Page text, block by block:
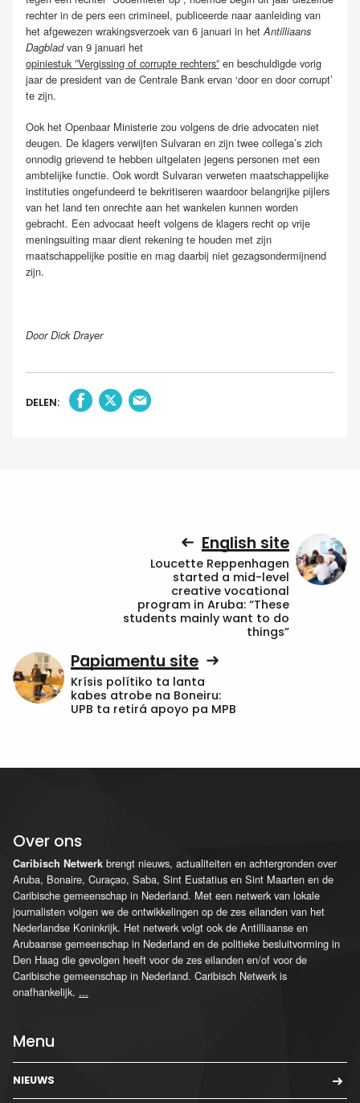
rechter in de pers een crimineel, publiceerde naar aanleiding van
het afgewezen wrakingsverzoek van 6 januari in hetAntilliaans
Dagbladvan 9 januari het
opiniestuk ”Vergissing of corrupte rechters” en beschuldigde vorig
jaar de president van de Centrale Bank ervan ‘door en door corrupt’
te zijn.
Ook het Openbaar Ministerie zou volgens de drie advocaten niet
deugen. De klagers verwijten Sulvaran en zijn twee collega’s zich
onnodig grievend te hebben uitgelaten jegens personen met een
ambtelijke functie. Ook wordt Sulvaran verweten maatschappelijke
instituties ongefundeerd te bekritiseren waardoor belangrijke pijlers
van het land ten onrechte aan het wankelen kunnen worden
gebracht. Een advocaat heeft volgens de klagers recht op vrije
meningsuiting maar dient rekening te houden met zijn
maatschappelijke positie en mag daarbij niet gezagsondermijnend
zijn.
Door Dick Drayer
DELEN:
English site
Loucette Reppenhagen
started a mid-level
creative vocational
program in Aruba: “These
students mainly want to do
things”
Papiamentu site
Krísis polítiko ta lanta
kabes atrobe na Boneiru:
UPB ta retirá apoyo pa MPB
Over ons
Caribisch Netwerk brengt nieuws, actualiteiten en achtergronden over
Aruba, Bonaire, Curaçao, Saba, Sint Eustatius en Sint Maarten en de
Caribische gemeenschap in Nederland. Met een netwerk van lokale
journalisten volgen we de ontwikkelingen op de zes eilanden van het
Nederlandse Koninkrijk. Het netwerk volgt ook de Antilliaanse en
Arubaanse gemeenschap in Nederland en de politieke besluitvorming in
Den Haag die gevolgen heeft voor de zes eilanden en/of voor de
Caribische gemeenschap in Nederland. Caribisch Netwerk is
onafhankelijk. ...
Menu
NIEUWS